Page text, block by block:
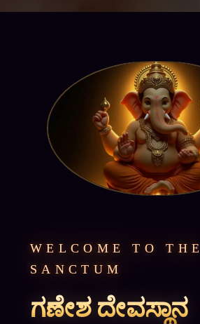
WELCOME TO THE
SANCTUM
ಗಣೇಶ ದೇವಸ್ಥಾನ